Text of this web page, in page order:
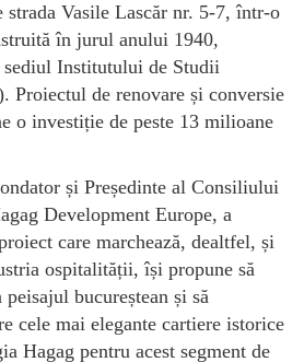
Vasile Lascăr nr. 5-7, într-o
în jurul anului 1940,
sediul Institutului de Studii
Proiectul de renovare și conversie
o investiție de peste 13 milioane
și Președinte al Consiliului
Development Europe, a
care marchează, dealtfel, și
ospitalității, își propune să
bucureștean și să
cele mai elegante cartiere istorice
Hagag pentru acest segment de